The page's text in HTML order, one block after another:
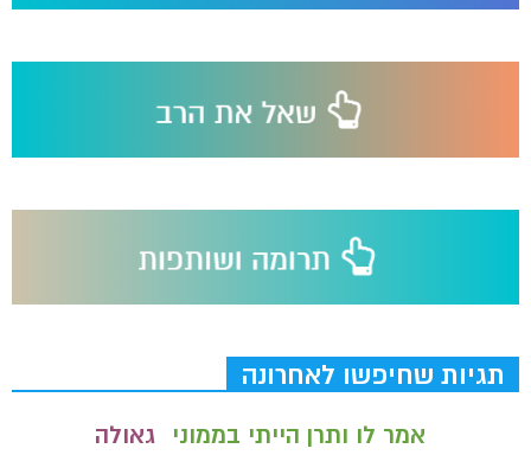
תגיות שחיפשו לאחרונה
אמר לו ותרן הייתי בממוני
גאולה